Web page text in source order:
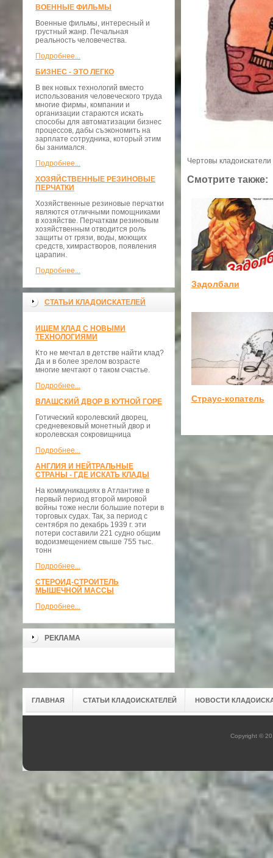
ВОЕННЫЕ ФИЛЬМЫ
Военные фильмы, интересный и
грустный жанр. Печальная
реальность человечества.
Подробнее...
БИЗНЕС - ЭТО ЛЕГКО
В век новых технологий вместо
использования человеческого труда
многие фирмы, компании и
организации стараются искать
способы для автоматизации бизнес
процессов, дабы съэкономить на
зарплате сотрудника, который этим
бы занимался.
Подробнее...
ХОЗЯЙСТВЕННЫЕ РЕЗИНОВЫЕ
ПЕРЧАТКИ
Хозяйственные резиновые перчатки
являются отличными помощниками
в хозяйстве. Перчаткам резиновым
хозяйственным отводится роль
защиты от грязи, воды, моющих
средств, химрастворов, появления
царапин.
Подробнее...
СТАТЬИ КЛАДОИСКАТЕЛЕЙ
ИЩЕМ КЛАД С НОВЫМИ
ТЕХНОЛОГИЯМИ
Кто не мечтал в детстве найти клад?
Да и в более зрелом возрасте
многие мечтают о таком счастье.
Подробнее...
ВЛАШСКИЙ ДВОР В КУТНОЙ ГОРЕ
Готический королевский дворец,
средневековый монетный двор и
королевская сокровищница
Подробнее...
АНГЛИЯ И НЕЙТРАЛЬНЫЕ
СТРАНЫ - ГДЕ ИСКАТЬ КЛАДЫ
На коммуникациях в Атлантике в
первый период второй мировой
войны тоже несли большие потери в
торговых судах. Так, за период с
сентября по декабрь 1939 г. эти
потери составили 221 судно общим
водоизмещением свыше 755 тыс.
тонн
Подробнее...
СТЕРОИД-СТРОИТЕЛЬ
МЫШЕЧНОЙ МАССЫ
Подробнее...
РЕКЛАМА
Чертовы кладоискатели
Смотрите также:
Задолбали
Страус-копатель
ГЛАВНАЯ СТАТЬИ КЛАДОИСКАТЕЛЕЙ НОВОСТИ
Copyright ©